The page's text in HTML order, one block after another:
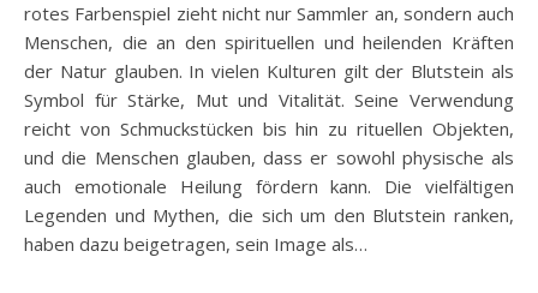
rotes Farbenspiel zieht nicht nur Sammler an, sondern auch
Menschen, die an den spirituellen und heilenden Kräften
der Natur glauben. In vielen Kulturen gilt der Blutstein als
Symbol für Stärke, Mut und Vitalität. Seine Verwendung
reicht von Schmuckstücken bis hin zu rituellen Objekten,
und die Menschen glauben, dass er sowohl physische als
auch emotionale Heilung fördern kann. Die vielfältigen
Legenden und Mythen, die sich um den Blutstein ranken,
haben dazu beigetragen, sein Image als…